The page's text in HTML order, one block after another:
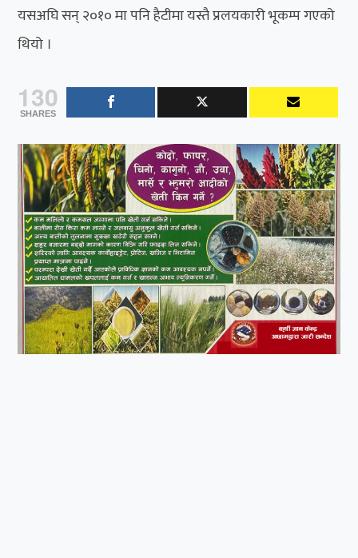
यसअघि सन् २०१० मा पनि हैटीमा यस्तै प्रलयकारी भूकम्प गएको
थियो ।
130
SHARES